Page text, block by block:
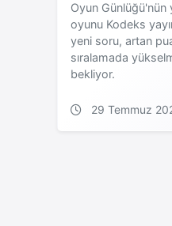
Oyun Günlüğü'nün
oyunu Kodeks
yeni soru, artan
sıralamada
bekliyor.
29 Temmuz